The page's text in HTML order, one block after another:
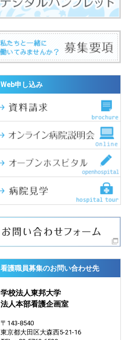
Web申し込み
看護職員募集のお問い合わせ先
学校法人東邦大学
法人本部看護企画室
〒143-8540
東京都大田区大森西5-21-16